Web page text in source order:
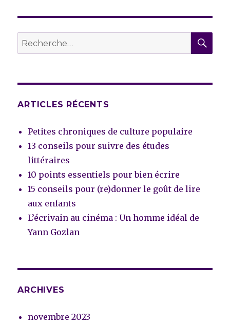
Recherche
pour :
ARTICLES RÉCENTS
Petites chroniques de culture populaire
13 conseils pour suivre des études
littéraires
10 points essentiels pour bien écrire
15 conseils pour (re)donner le goût de lire
aux enfants
L’écrivain au cinéma : Un homme idéal de
Yann Gozlan
ARCHIVES
novembre 2023